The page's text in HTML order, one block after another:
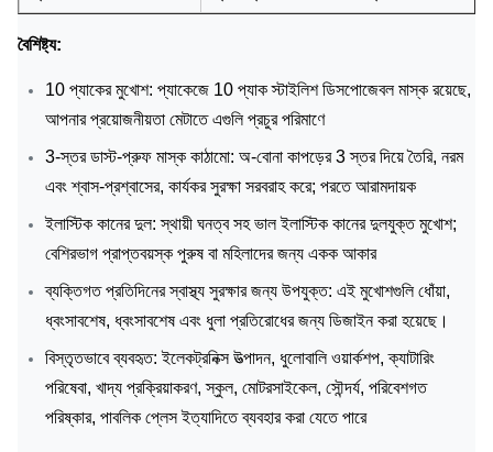
বৈশিষ্ট্য:
10 প্যাকের মুখোশ: প্যাকেজে 10 প্যাক স্টাইলিশ ডিসপোজেবল মাস্ক রয়েছে,
আপনার প্রয়োজনীয়তা মেটাতে এগুলি প্রচুর পরিমাণে
3-স্তর ডাস্ট-প্রুফ মাস্ক কাঠামো: অ-বোনা কাপড়ের 3 স্তর দিয়ে তৈরি, নরম
এবং শ্বাস-প্রশ্বাসের, কার্যকর সুরক্ষা সরবরাহ করে; পরতে আরামদায়ক
ইলাস্টিক কানের দুল: স্থায়ী ঘনত্ব সহ ভাল ইলাস্টিক কানের দুলযুক্ত মুখোশ;
বেশিরভাগ প্রাপ্তবয়স্ক পুরুষ বা মহিলাদের জন্য একক আকার
ব্যক্তিগত প্রতিদিনের স্বাস্থ্য সুরক্ষার জন্য উপযুক্ত: এই মুখোশগুলি ধোঁয়া,
ধ্বংসাবশেষ, ধ্বংসাবশেষ এবং ধুলা প্রতিরোধের জন্য ডিজাইন করা হয়েছে।
বিস্তৃতভাবে ব্যবহৃত: ইলেকট্রনিক্স উত্পাদন, ধুলোবালি ওয়ার্কশপ, ক্যাটারিং
পরিষেবা, খাদ্য প্রক্রিয়াকরণ, স্কুল, মোটরসাইকেল, সৌন্দর্য, পরিবেশগত
পরিষ্কার, পাবলিক প্লেস ইত্যাদিতে ব্যবহার করা যেতে পারে